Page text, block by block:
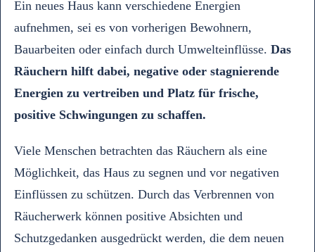
Ein neues Haus kann verschiedene Energien
aufnehmen, sei es von vorherigen Bewohnern,
Bauarbeiten oder einfach durch Umwelteinflüsse. Das
Räuchern hilft dabei, negative oder stagnierende
Energien zu vertreiben und Platz für frische,
positive Schwingungen zu schaffen.
Viele Menschen betrachten das Räuchern als eine
Möglichkeit, das Haus zu segnen und vor negativen
Einflüssen zu schützen. Durch das Verbrennen von
Räucherwerk können positive Absichten und
Schutzgedanken ausgedrückt werden, die dem neuen